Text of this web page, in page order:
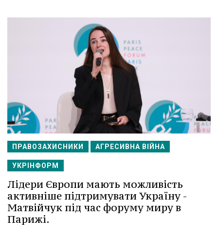
ПРАВОЗАХИСНИКИ АГРЕСИВНА ВІЙНА
УКРІНФОРМ
Лідери Європи мають можливість
активніше підтримувати Україну -
Матвійчук під час форуму миру в
Парижі.